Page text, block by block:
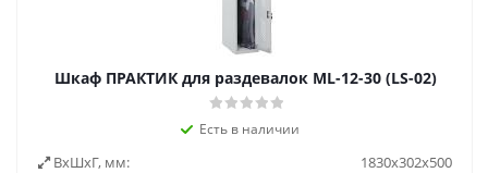
Шкаф ПРАКТИК для раздевалок ML-12-30 (LS-02)
Есть в наличии
ВxШxГ, мм:
1830х302х500